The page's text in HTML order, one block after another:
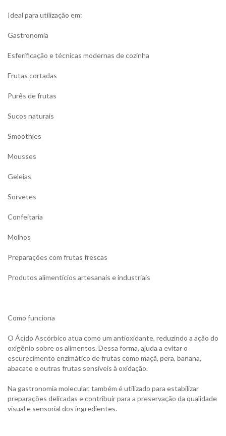
Ideal para utilização em:
Gastronomia
Esferificação e técnicas modernas de cozinha
Frutas cortadas
Purês de frutas
Sucos naturais
Smoothies
Mousses
Geleias
Sorvetes
Confeitaria
Molhos
Preparações com frutas frescas
Produtos alimentícios artesanais e industriais
Como funciona
O Ácido Ascórbico atua como um antioxidante, reduzindo a ação do
oxigênio sobre os alimentos. Dessa forma, ajuda a evitar o
escurecimento enzimático de frutas como maçã, pera, banana,
abacate e outras frutas sensíveis à oxidação.
Na gastronomia molecular, também é utilizado para estabilizar
preparações delicadas e contribuir para a preservação da qualidade
visual e sensorial dos ingredientes.